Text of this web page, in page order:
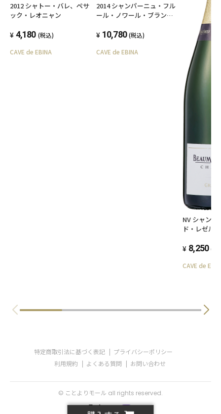
2012 シャトー・バレ、ペサ
ック・レオニャン
4,180 (税込)
CAVE de EBINA
2014 シャンパーニュ・フル
ール・ノワール・ブラン・
デ・クレイエール
10,780 (税込)
CAVE de EBINA
NV シャン
ド・レゼル
レイエール
8,250 (税
CAVE de
特定商取引法に基づく表記
プライバシーポリシー
利用規約
よくある質問 お問い合わせ
© ことよりモール all rights reserved.